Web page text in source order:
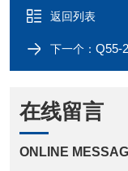
返回列表
下一个： Q55-
在线留言
ONLINE